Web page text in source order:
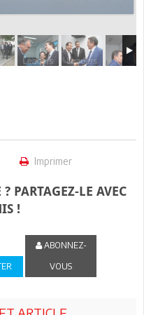
Imprimer
PARTAGEZ-LE AVEC
!
ABONNEZ-
VOUS